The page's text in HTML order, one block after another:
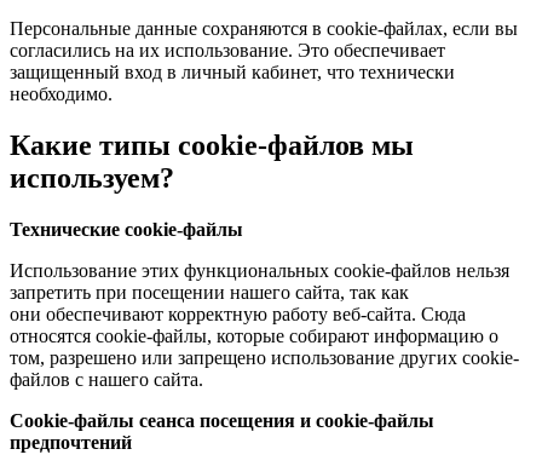
Персональные данные сохраняются в cookie-файлах, если вы
согласились на их использование. Это обеспечивает
защищенный вход в личный кабинет, что технически
необходимо.
Какие типы cookie-файлов мы
используем?
Технические cookie-файлы
Использование этих функциональных cookie-файлов нельзя
запретить при посещении нашего сайта, так как
они обеспечивают корректную работу веб-сайта. Сюда
относятся cookie-файлы, которые собирают информацию о
том, разрешено или запрещено использование других cookie-
файлов с нашего сайта.
Cookie-файлы сеанса посещения и cookie-файлы
предпочтений